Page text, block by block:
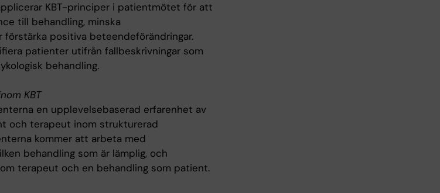
KBT-principer i patientmötet för att
till behandling, minska
positiva beteendeförändringar.
patienter utifrån fallbeskrivningar som
behandling.
KBT
en upplevelsebaserad erfarenhet av
och terapeut inom strukturerad
kommer att arbeta med
behandling som är lämplig, och
terapeut och en behandling som patient.